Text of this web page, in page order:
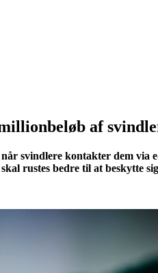
af
svindlere kontakter dem
skal rustes bedre til at